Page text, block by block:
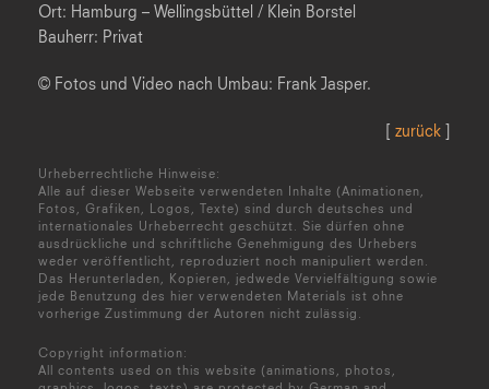
Ort: Hamburg – Wellingsbüttel / Klein Borstel
Bauherr: Privat
© Fotos und Video nach Umbau: Frank Jasper.
[ zurück ]
Urheberrechtliche Hinweise:
Alle auf dieser Webseite verwendeten Inhalte (Animationen,
Fotos, Grafiken, Logos, Texte) sind durch deutsches und
internationales Urheberrecht geschützt. Sie dürfen ohne
ausdrückliche und schriftliche Genehmigung des Urhebers
weder veröffentlicht, reproduziert noch manipuliert werden.
Das Herunterladen, Kopieren, jedwede Vervielfältigung sowie
jede Benutzung des hier verwendeten Materials ist ohne
vorherige Zustimmung der Autoren nicht zulässig.
Copyright information:
All contents used on this website (animations, photos,